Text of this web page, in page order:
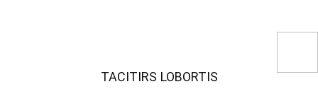
TACITIRS LOBORTIS